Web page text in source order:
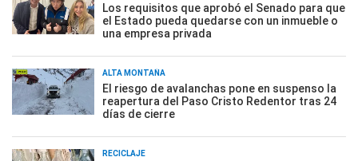
Los requisitos que aprobó el Senado para que
el Estado pueda quedarse con un inmueble o
una empresa privada
ALTA MONTAÑA
El riesgo de avalanchas pone en suspenso la
reapertura del Paso Cristo Redentor tras 24
días de cierre
RECICLAJE